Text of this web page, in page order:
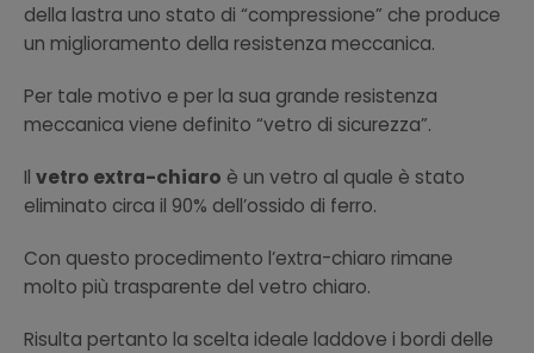
della lastra uno stato di “compressione” che produce
un miglioramento della resistenza meccanica.
Per tale motivo e per la sua grande resistenza
meccanica viene definito “vetro di sicurezza”.
Il vetro extra-chiaro è un vetro al quale è stato
eliminato circa il 90% dell’ossido di ferro.
Con questo procedimento l’extra-chiaro rimane
molto più trasparente del vetro chiaro.
Risulta pertanto la scelta ideale laddove i bordi delle